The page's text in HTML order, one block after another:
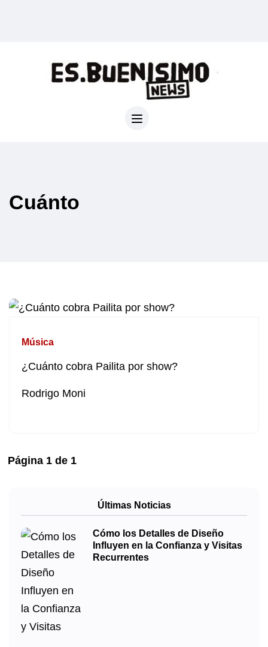
Cuánto
Música
¿Cuánto cobra Pailita por show?
Rodrigo Moni
Página 1 de 1
Últimas Noticias
Cómo los Detalles de Diseño
Influyen en la Confianza y Visitas
Recurrentes